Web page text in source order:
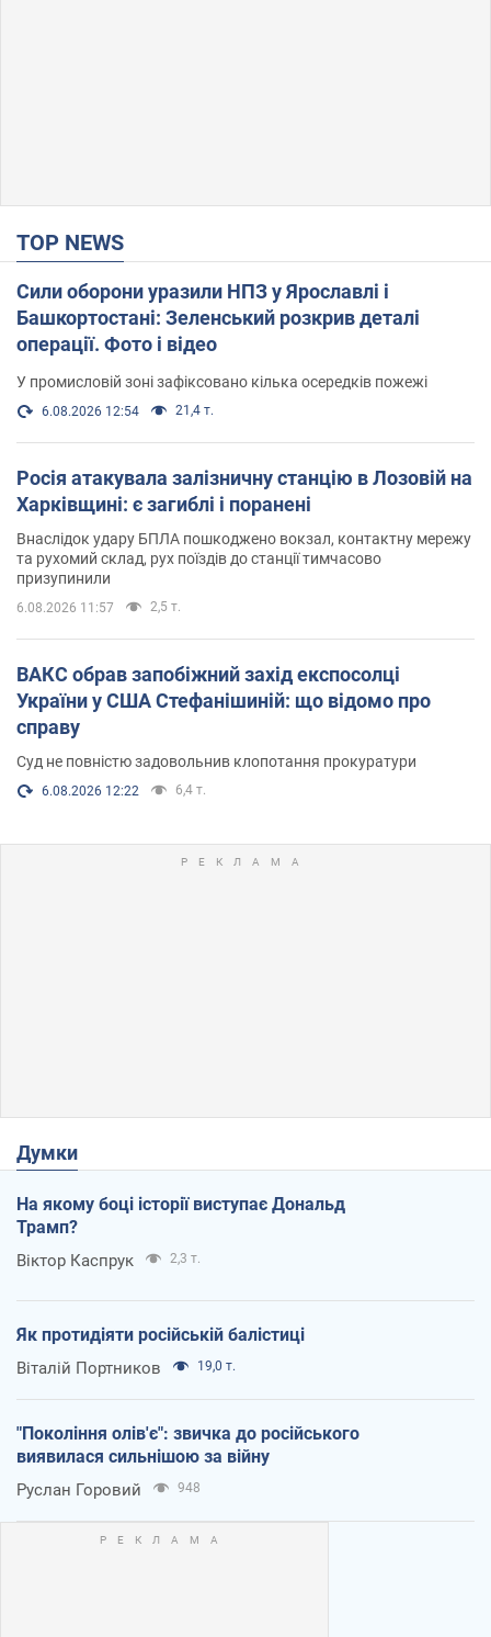
TOP NEWS
Сили оборони уразили НПЗ у Ярославлі і
Башкортостані: Зеленський розкрив деталі
операції. Фото і відео
У промисловій зоні зафіксовано кілька осередків пожежі
6.08.2026 12:54 21,4 т.
Росія атакувала залізничну станцію в Лозовій на
Харківщині: є загиблі і поранені
Внаслідок удару БПЛА пошкоджено вокзал, контактну мережу
та рухомий склад, рух поїздів до станції тимчасово
призупинили
6.08.2026 11:57 2,5 т.
ВАКС обрав запобіжний захід експосолці
України у США Стефанішиній: що відомо про
справу
Суд не повністю задовольнив клопотання прокуратури
6.08.2026 12:22 6,4 т.
Думки
На якому боці історії виступає Дональд
Трамп?
Віктор Каспрук 2,3 т.
Як протидіяти російській балістиці
Віталій Портников 19,0 т.
"Покоління олів'є": звичка до російського
виявилася сильнішою за війну
Руслан Горовий 948